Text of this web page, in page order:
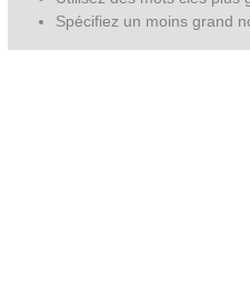
Spécifiez un moins grand